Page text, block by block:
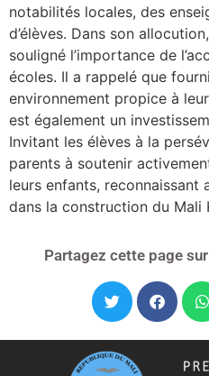
notabilités locales, des
d’élèves. Dans son
souligné l’importance de
écoles. Il a rappelé que
environnement propice à
est également un
Invitant les élèves à la
parents à soutenir
leurs enfants, reconnaissant
dans la construction du Mali
Partagez cette page